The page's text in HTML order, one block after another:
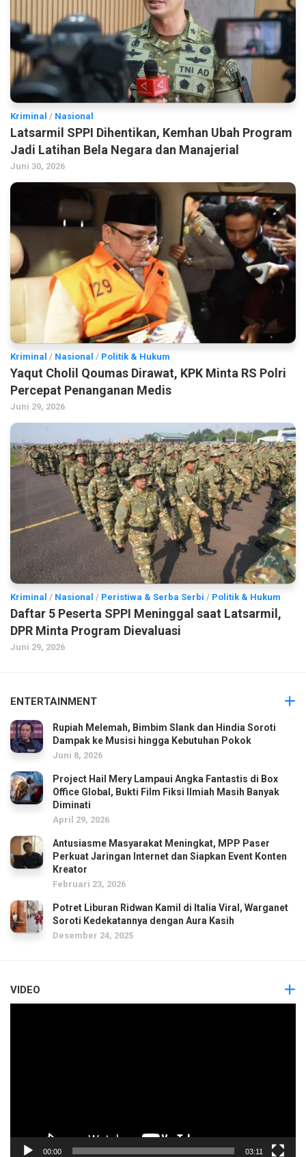
Kriminal / Nasional
Latsarmil SPPI Dihentikan, Kemhan Ubah Program
Jadi Latihan Bela Negara dan Manajerial
Juni 30, 2026
Kriminal / Nasional / Politik & Hukum
Yaqut Cholil Qoumas Dirawat, KPK Minta RS Polri
Percepat Penanganan Medis
Juni 29, 2026
Kriminal / Nasional / Peristiwa & Serba Serbi / Politik & Hukum
Daftar 5 Peserta SPPI Meninggal saat Latsarmil,
DPR Minta Program Dievaluasi
Juni 29, 2026
ENTERTAINMENT
Rupiah Melemah, Bimbim Slank dan Hindia Soroti
Dampak ke Musisi hingga Kebutuhan Pokok
Juni 8, 2026
Project Hail Mery Lampaui Angka Fantastis di Box
Office Global, Bukti Film Fiksi Ilmiah Masih Banyak
Diminati
April 29, 2026
Antusiasme Masyarakat Meningkat, MPP Paser
Perkuat Jaringan Internet dan Siapkan Event Konten
Kreator
Februari 23, 2026
Potret Liburan Ridwan Kamil di Italia Viral, Warganet
Soroti Kedekatannya dengan Aura Kasih
Desember 24, 2025
VIDEO
00:00 03:11